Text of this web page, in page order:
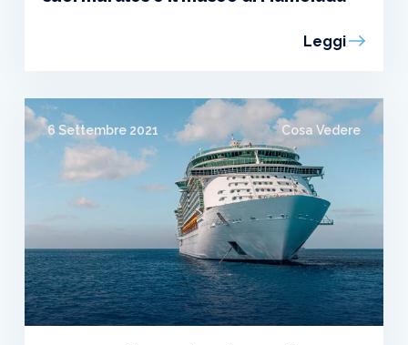
Leggi
6 Settembre 2021 Cosa Vedere